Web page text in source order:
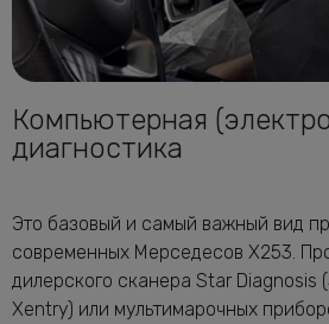
Компьютерная
диагностика
Это базовый и самый важный вид
современных Мерседесов X253.
дилерского сканера Star Diagnosis
Xentry) или мультимарочных